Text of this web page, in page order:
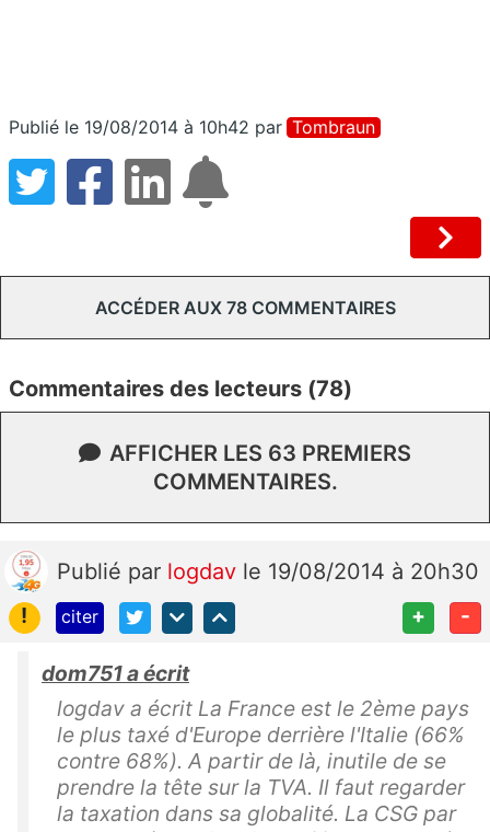
Publié le 19/08/2014 à 10h42 par Tombraun
ACCÉDER AUX 78 COMMENTAIRES
Commentaires des lecteurs (78)
AFFICHER LES 63 PREMIERS
COMMENTAIRES.
Publié par logdav le 19/08/2014 à 20h30
!
citer + -
dom751 a écrit
logdav a écrit La France est le 2ème pays
le plus taxé d'Europe derrière l'Italie (66%
contre 68%). A partir de là, inutile de se
prendre la tête sur la TVA. Il faut regarder
la taxation dans sa globalité. La CSG par